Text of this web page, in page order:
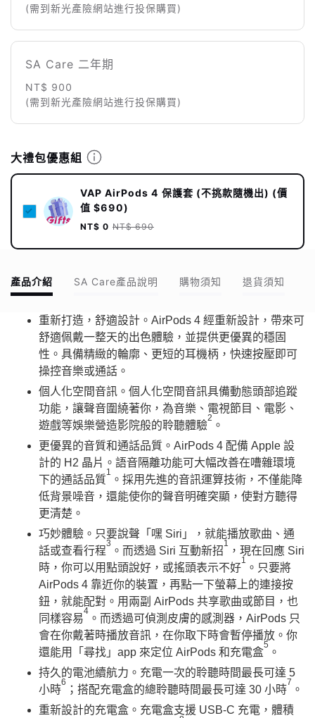
(需到新光產險網站進行投保購買)
SA Care 二年期
NT$ 900
(需到新光產險網站進行投保購買)
大禮包優惠組
VAP AirPods 4 保護套 (不挑款隨機出) (價
值 $690)
NT$ 0 NT$ 690
產品介紹 SA Care產品說明 購物須知 退貨須知
重新打造，舒適設計。AirPods 4 經重新設計，帶來可
舒適佩戴一整天的出色體驗，並提供更優異的穩固
性。具備精緻的輪廓、更短的耳機柄，快速按壓即可
操控音樂或通話。
個人化空間音訊。個人化空間音訊具備動態頭部追蹤
功能，讓聲音圍繞著你，為音樂、電視節目、電影、
遊戲等娛樂營造影院般的聆聽體驗
2
。
更優異的音質和通話品質。AirPods 4 配備 Apple 設
計的 H2 晶片。語音隔離功能可大幅改善在嘈雜環境
下的通話品質
1
。採用先進的音訊運算技術，不僅能降
低背景噪音，還能使你的聲音明確突顯，使對方聽得
更清楚。
巧妙體驗。只要說聲「嘿 Siri」，就能播放歌曲、通
話或查看行程
3
。而透過 Siri 互動新招
1
，現在回應 Siri
時，你可以用點頭說好，或搖頭表示不好
1
。只要將
AirPods 4 靠近你的裝置，再點一下螢幕上的連接按
鈕，就能配對。用兩副 AirPods 共享歌曲或節目，也
同樣容易
4
。而透過可偵測皮膚的感測器，AirPods 只
會在你戴著時播放音訊，在你取下時會暫停播放。你
還能用「尋找」app 來定位 AirPods 和充電盒
5
。
持久的電池續航力。充電一次的聆聽時間最長可達 5
小時
6
；搭配充電盒的總聆聽時間最長可達 30 小時
7
。
重新設計的充電盒。充電盒支援 USB‑C 充電，體積